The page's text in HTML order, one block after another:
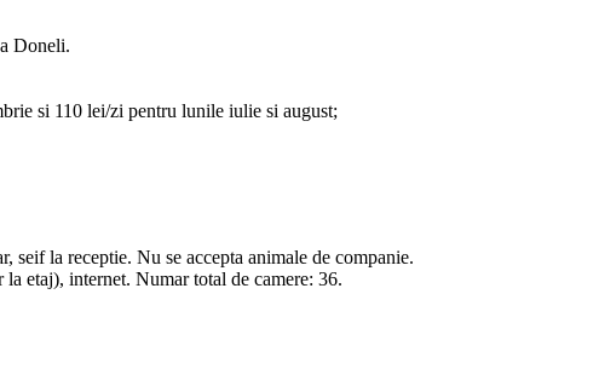
Doneli.
si 110 lei/zi pentru lunile iulie si august;
la receptie. Nu se accepta animale de companie.
etaj), internet. Numar total de camere: 36.